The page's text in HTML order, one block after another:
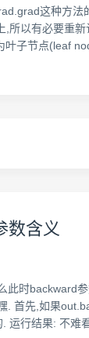
这种方
以有必要重
叶子节点(leaf
数含义
时
首先,如果
运行结果: 不难